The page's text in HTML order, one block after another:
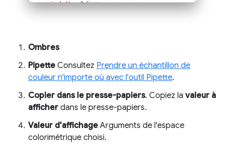
Ombres
Pipette Consultez Prendre un échantillon de
couleur n'importe où avec l'outil Pipette.
Copier dans le presse-papiers. Copiez la valeur à
afficher dans le presse-papiers.
Valeur d'affichage Arguments de l'espace
colorimétrique choisi.